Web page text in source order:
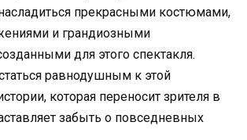
прекрасными костюмами,
и грандиозными
для этого спектакля.
равнодушным к этой
которая переносит зрителя в
забыть о повседневных